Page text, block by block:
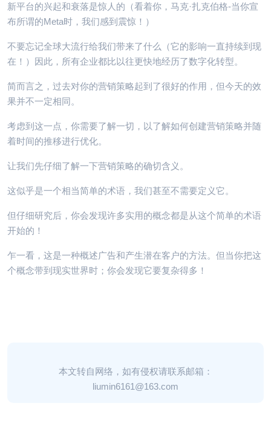
新平台的兴起和衰落是惊人的（看着你，马克·扎克伯格-当你宣
布所谓的Meta时，我们感到震惊！）
不要忘记全球大流行给我们带来了什么（它的影响一直持续到现
在！）因此，所有企业都比以往更快地经历了数字化转型。
简而言之，过去对你的营销策略起到了很好的作用，但今天的效
果并不一定相同。
考虑到这一点，你需要了解一切，以了解如何创建营销策略并随
着时间的推移进行优化。
让我们先仔细了解一下营销策略的确切含义。
这似乎是一个相当简单的术语，我们甚至不需要定义它。
但仔细研究后，你会发现许多实用的概念都是从这个简单的术语
开始的！
乍一看，这是一种概述广告和产生潜在客户的方法。但当你把这
个概念带到现实世界时；你会发现它要复杂得多！
本文转自网络，如有侵权请联系邮箱：
liumin6161@163.com